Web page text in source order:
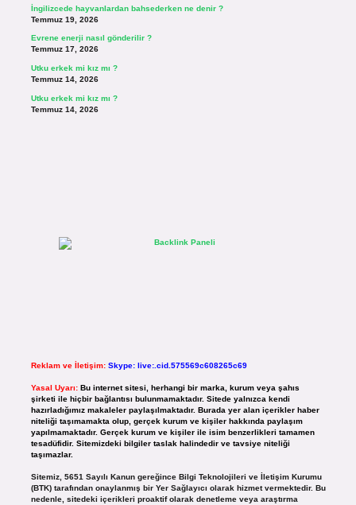
İngilizcede hayvanlardan bahsederken ne denir ?
Temmuz 19, 2026
Evrene enerji nasıl gönderilir ?
Temmuz 17, 2026
Utku erkek mi kız mı ?
Temmuz 14, 2026
Utku erkek mi kız mı ?
Temmuz 14, 2026
Reklam ve İletişim: Skype: live:.cid.575569c608265c69
Yasal Uyarı: Bu internet sitesi, herhangi bir marka, kurum veya şahıs
şirketi ile hiçbir bağlantısı bulunmamaktadır. Sitede yalnızca kendi
hazırladığımız makaleler paylaşılmaktadır. Burada yer alan içerikler haber
niteliği taşımamakta olup, gerçek kurum ve kişiler hakkında paylaşım
yapılmamaktadır. Gerçek kurum ve kişiler ile isim benzerlikleri tamamen
tesadüfidir. Sitemizdeki bilgiler taslak halindedir ve tavsiye niteliği
taşımazlar.
Sitemiz, 5651 Sayılı Kanun gereğince Bilgi Teknolojileri ve İletişim Kurumu
(BTK) tarafından onaylanmış bir Yer Sağlayıcı olarak hizmet vermektedir. Bu
nedenle, sitedeki içerikleri proaktif olarak denetleme veya araştırma